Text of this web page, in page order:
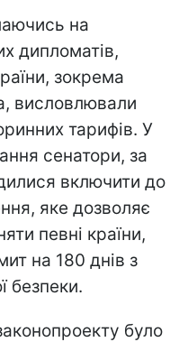
на
дипломатів,
зокрема
висловлювали
тарифів. У
сенатори, за
включити до
яке дозволяє
певні країни,
на 180 днів з
безпеки.
було